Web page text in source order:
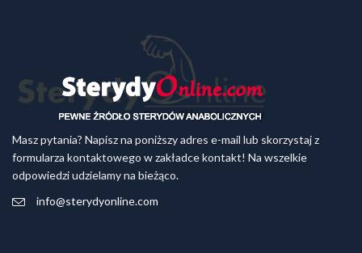
Masz pytania? Napisz na poniższy adres e-mail lub skorzystaj z
formularza kontaktowego w zakładce kontakt! Na wszelkie
odpowiedzi udzielamy na bieżąco.
info@sterydyonline.com